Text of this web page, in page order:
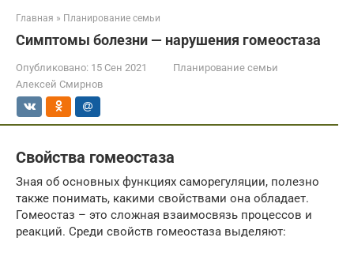
Главная » Планирование семьи
Симптомы болезни — нарушения гомеостаза
Опубликовано: 15 Сен 2021
Планирование семьи
Алексей Смирнов
Свойства гомеостаза
Зная об основных функциях саморегуляции, полезно
также понимать, какими свойствами она обладает.
Гомеостаз – это сложная взаимосвязь процессов и
реакций. Среди свойств гомеостаза выделяют: